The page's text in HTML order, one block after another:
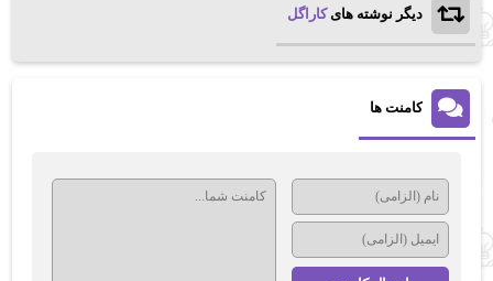
دیگر نوشته هایکاراگل
کامنت ها